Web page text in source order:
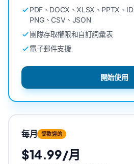
PDF、DOCX、XLSX、PPTX、
PNG、CSV、JSON
團隊存取權限和自訂詞彙表
電子郵件支援
開始使用
每月 受歡迎的
$14.99/月